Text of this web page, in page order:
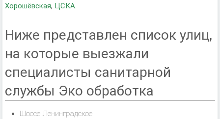
Хорошёвская, ЦСКА.
Ниже представлен список улиц,
на которые выезжали
специалисты санитарной
службы Эко обработка
Шоссе Ленинградское